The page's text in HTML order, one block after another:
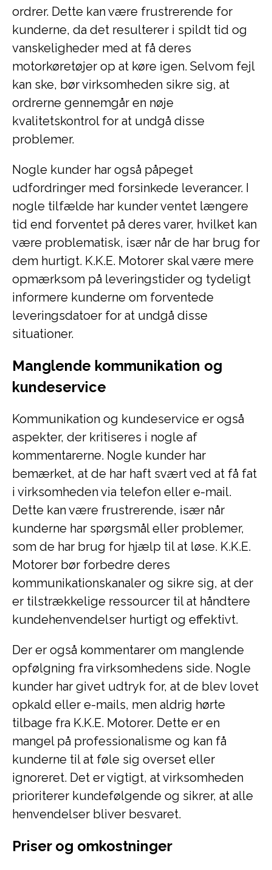
ordrer. Dette kan være frustrerende for
kunderne, da det resulterer i spildt tid og
vanskeligheder med at få deres
motorkøretøjer op at køre igen. Selvom fejl
kan ske, bør virksomheden sikre sig, at
ordrerne gennemgår en nøje
kvalitetskontrol for at undgå disse
problemer.
Nogle kunder har også påpeget
udfordringer med forsinkede leverancer. I
nogle tilfælde har kunder ventet længere
tid end forventet på deres varer, hvilket kan
være problematisk, især når de har brug for
dem hurtigt. K.K.E. Motorer skal være mere
opmærksom på leveringstider og tydeligt
informere kunderne om forventede
leveringsdatoer for at undgå disse
situationer.
Manglende kommunikation og
kundeservice
Kommunikation og kundeservice er også
aspekter, der kritiseres i nogle af
kommentarerne. Nogle kunder har
bemærket, at de har haft svært ved at få fat
i virksomheden via telefon eller e-mail.
Dette kan være frustrerende, især når
kunderne har spørgsmål eller problemer,
som de har brug for hjælp til at løse. K.K.E.
Motorer bør forbedre deres
kommunikationskanaler og sikre sig, at der
er tilstrækkelige ressourcer til at håndtere
kundehenvendelser hurtigt og effektivt.
Der er også kommentarer om manglende
opfølgning fra virksomhedens side. Nogle
kunder har givet udtryk for, at de blev lovet
opkald eller e-mails, men aldrig hørte
tilbage fra K.K.E. Motorer. Dette er en
mangel på professionalisme og kan få
kunderne til at føle sig overset eller
ignoreret. Det er vigtigt, at virksomheden
prioriterer kundefølgende og sikrer, at alle
henvendelser bliver besvaret.
Priser og omkostninger